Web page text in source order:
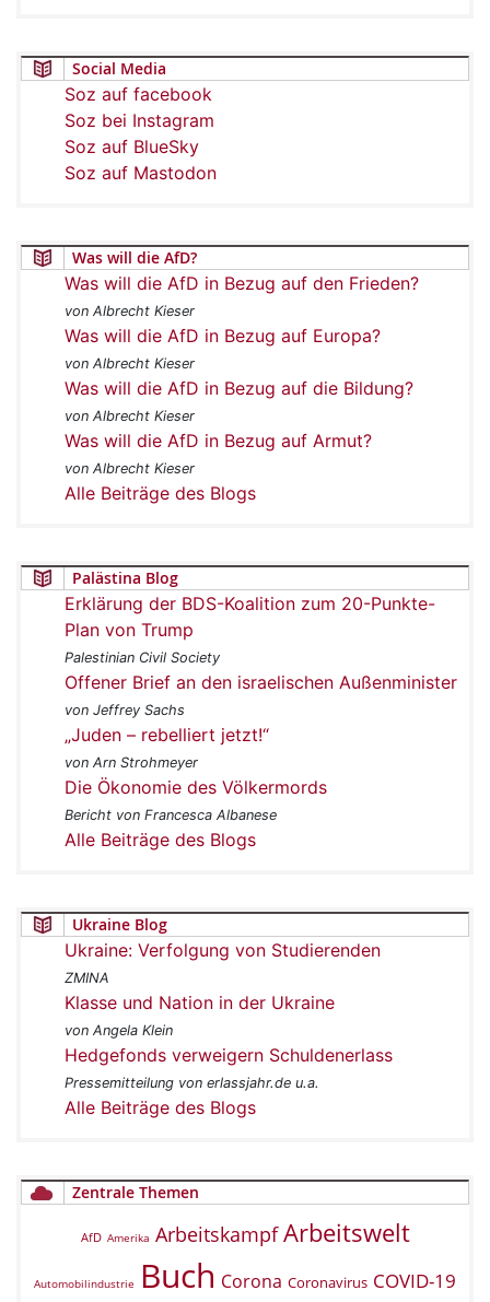
Social Media
Soz auf facebook
Soz bei Instagram
Soz auf BlueSky
Soz auf Mastodon
Was will die AfD?
Was will die AfD in Bezug auf den Frieden?
von Albrecht Kieser
Was will die AfD in Bezug auf Europa?
von Albrecht Kieser
Was will die AfD in Bezug auf die Bildung?
von Albrecht Kieser
Was will die AfD in Bezug auf Armut?
von Albrecht Kieser
Alle Beiträge des Blogs
Palästina Blog
Erklärung der BDS-Koalition zum 20-Punkte-
Plan von Trump
Palestinian Civil Society
Offener Brief an den israelischen Außenminister
von Jeffrey Sachs
„Juden – rebelliert jetzt!“
von Arn Strohmeyer
Die Ökonomie des Völkermords
Bericht von Francesca Albanese
Alle Beiträge des Blogs
Ukraine Blog
Ukraine: Verfolgung von Studierenden
ZMINA
Klasse und Nation in der Ukraine
von Angela Klein
Hedgefonds verweigern Schuldenerlass
Pressemitteilung von erlassjahr.de u.a.
Alle Beiträge des Blogs
Zentrale Themen
AfD Amerika Arbeitskampf Arbeitswelt
Automobilindustrie Buch Corona Coronavirus COVID-19